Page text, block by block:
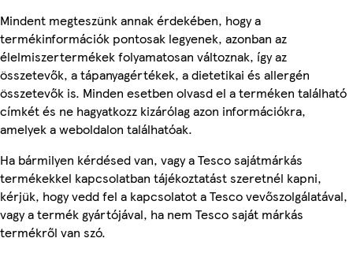
Mindent megteszünk annak érdekében, hogy a
termékinformációk pontosak legyenek, azonban az
élelmiszertermékek folyamatosan változnak, így az
összetevők, a tápanyagértékek, a dietetikai és allergén
összetevők is. Minden esetben olvasd el a terméken található
címkét és ne hagyatkozz kizárólag azon információkra,
amelyek a weboldalon találhatóak.
Ha bármilyen kérdésed van, vagy a Tesco sajátmárkás
termékekkel kapcsolatban tájékoztatást szeretnél kapni,
kérjük, hogy vedd fel a kapcsolatot a Tesco vevőszolgálatával,
vagy a termék gyártójával, ha nem Tesco saját márkás
termékről van szó.